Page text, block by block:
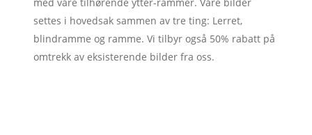
settes i hovedsak sammen av tre ting: Lerret,
blindramme og ramme. Vi tilbyr også 50% rabatt på
omtrekk av eksisterende bilder fra oss.